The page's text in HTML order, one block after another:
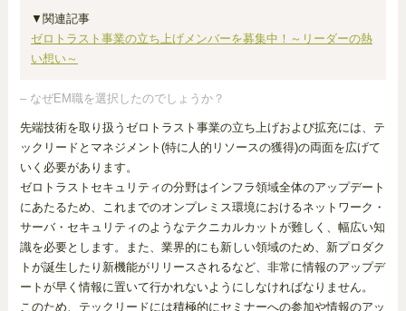
▼関連記事
ゼロトラスト事業の立ち上げメンバーを募集中！～リーダーの熱
い想い～
– なぜEM職を選択したのでしょうか？
先端技術を取り扱うゼロトラスト事業の立ち上げおよび拡充には、テ
ックリードとマネジメント(特に人的リソースの獲得)の両面を広げて
いく必要があります。
ゼロトラストセキュリティの分野はインフラ領域全体のアップデート
にあたるため、これまでのオンプレミス環境におけるネットワーク・
サーバ・セキュリティのようなテクニカルカットが難しく、幅広い知
識を必要とします。また、業界的にも新しい領域のため、新プロダク
トが誕生したり新機能がリリースされるなど、非常に情報のアップデ
ートが早く情報に置いて行かれないようにしなければなりません。
このため、テックリードには積極的にセミナーへの参加や情報のアッ